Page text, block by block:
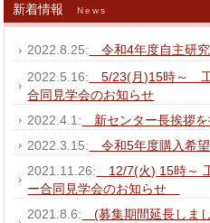
新着情報 News
2022.8.25: 令和4年度自主研
2022.5.16: 5/23(月)15時～ 工
合同見学会のお知らせ
2022.4.1: 新センター長挨拶を
2022.3.15: 令和5年度購入希
2021.11.26: 12/7(火) 15時～
ー合同見学会のお知らせ
2021.8.6: (募集期間延長しま